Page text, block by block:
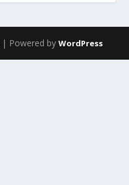
| Powered by WordPress